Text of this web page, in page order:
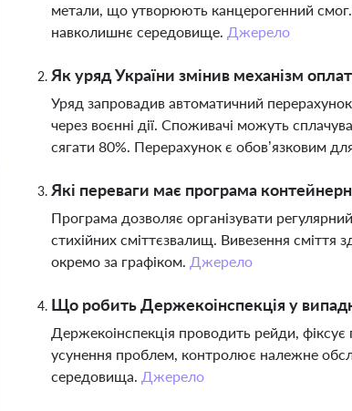
метали, що утворюють канцерогенний смог.
навколишнє середовище. Джерело
Як уряд України змінив механізм
Уряд запровадив автоматичний
через воєнні дії. Споживачі можуть
сягати 80%. Перерахунок є обов’язковим
Які переваги має програма
Програма дозволяє організувати
стихійних сміттєзвалищ. Вивезення сміття
окремо за графіком. Джерело
Що робить Держекоінспекція у
Держекоінспекція проводить рейди,
усунення проблем, контролює належне
середовища. Джерело